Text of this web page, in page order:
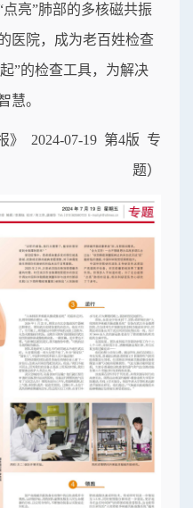
亮”肺部的多核磁共振
医院，成为老百姓检查
”的检查工具，为解决
慧。
》 2024-07-19 第4版 专
题）